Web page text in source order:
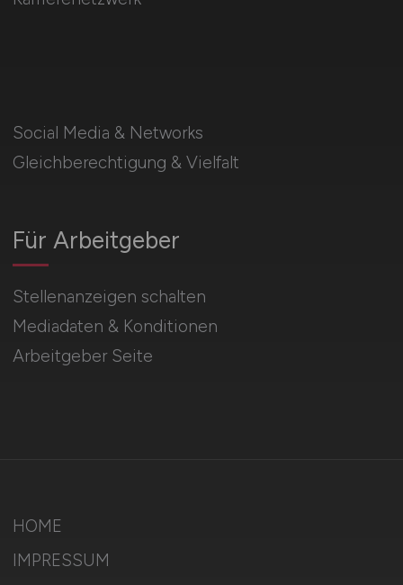
Social Media & Networks
Gleichberechtigung & Vielfalt
Für Arbeitgeber
Stellenanzeigen schalten
Mediadaten & Konditionen
Arbeitgeber Seite
HOME
IMPRESSUM